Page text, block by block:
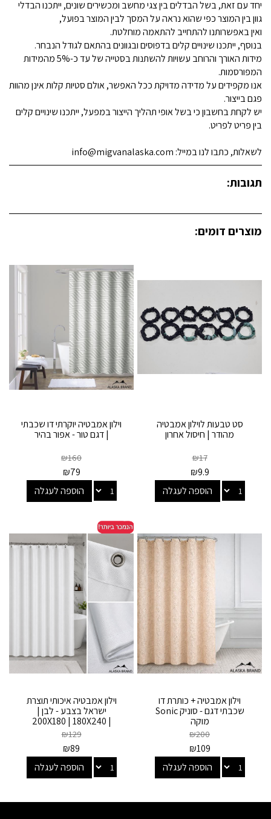
יחד עם זאת, בשל הבדלים בין צגי מחשב ומכשירים שונים, ייתכנו הבדלי
גוון בין המוצר כפי שהוא נראה על המסך לבין המוצר בפועל,
ואין באפשרותנו להתחייב להתאמה מוחלטת.
בנוסף, ייתכנו שינויים קלים בדפוסים ובגוונים בהתאם לגודל הנבחר.
מידות האורך והרוחב עשויות להשתנות בסטייה של עד כ-5% מהמידות
המפורסמות.
אנו מקפידים על מדידה מדויקת ככל האפשר, אולם סטיות קלות אינן מהוות
פגם בייצור.
יש לקחת בחשבון כי בשל אופי תהליך הייצור במפעל, ייתכנו שינויים קלים
בין פריט לפריט.
לשאלות, כתבו לנו במייל: info@migvanalaska.com
תגובות:
מוצרים דומים:
סט טבעות לוילון אמבטיה
מהודר | חיסול אחרון
₪17
₪9.9
הוספה לעגלה
וילון אמבטיה יוקרתי דו שכבתי
| דגם טור - אפור בהיר
₪160
₪79
הוספה לעגלה
וילון אמבטיה + כותרת דו
שכבתי דגם - סוניק Sonic
מוקה
₪200
₪109
הוספה לעגלה
וילון אמבטיה איכותי תוצרת
ישראל בצבע - לבן |
200X180 | 180X240 |
180X180
₪129
₪89
הוספה לעגלה